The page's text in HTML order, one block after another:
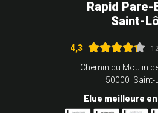
Rapid Pare-
Saint-
4,3
Chemin du Moulin
50000 Saint-
Elue meilleure